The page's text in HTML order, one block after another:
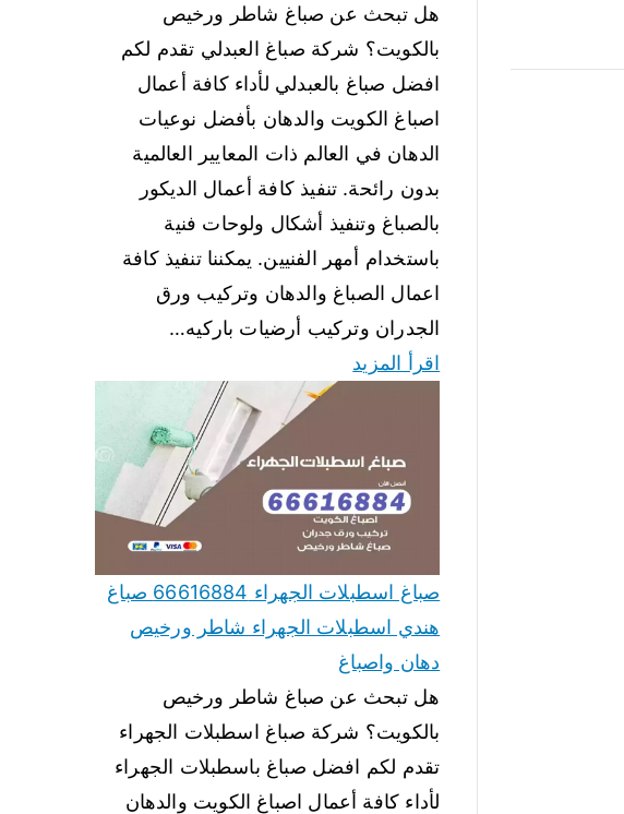
هل تبحث عن صباغ شاطر ورخيص
بالكويت؟ شركة صباغ العبدلي تقدم لكم
افضل صباغ بالعبدلي لأداء كافة أعمال
اصباغ الكويت والدهان بأفضل نوعيات
الدهان في العالم ذات المعايير العالمية
بدون رائحة. تنفيذ كافة أعمال الديكور
بالصباغ وتنفيذ أشكال ولوحات فنية
باستخدام أمهر الفنيين. يمكننا تنفيذ كافة
اعمال الصباغ والدهان وتركيب ورق
الجدران وتركيب أرضيات باركيه…
اقرأ المزيد
صباغ اسطبلات الجهراء 66616884 صباغ
هندي اسطبلات الجهراء شاطر ورخيص
دهان واصباغ
هل تبحث عن صباغ شاطر ورخيص
بالكويت؟ شركة صباغ اسطبلات الجهراء
تقدم لكم افضل صباغ باسطبلات الجهراء
لأداء كافة أعمال اصباغ الكويت والدهان